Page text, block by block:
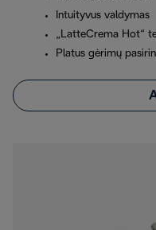
Intuityvus valdymas
„LatteCrema Hot“
Platus gėrimų